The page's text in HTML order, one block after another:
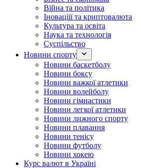
Війна та політика
Іноваціії та криптовалюта
Культура та освіта
Наука та технологія
Суспільство
Новини спорту
Новини баскетболу
Новини боксу
Новини важкої атлетики
Новини волейболу
Новини гімнастики
Новини легкої атлетики
Новини лижного спорту
Новини плавання
Новини тенісу
Новини футболу
Новини хокею
Курс валют в Україні